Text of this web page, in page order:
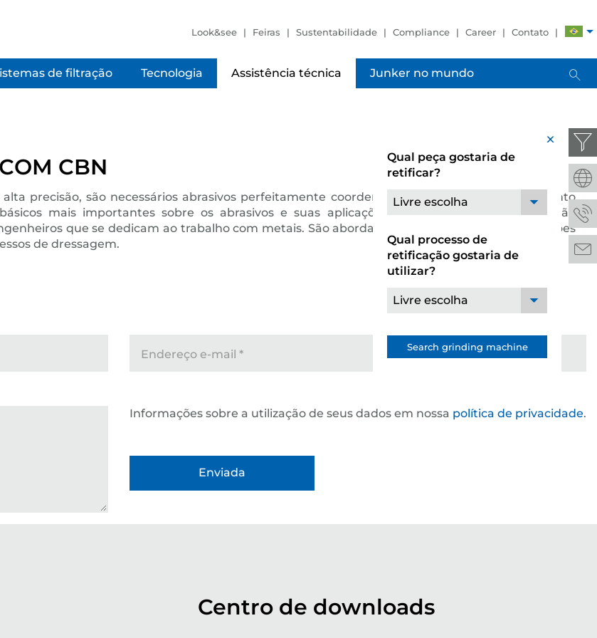
Look&see Feiras Sustentabilidade Compliance Career Contato
de filtração Tecnologia Assistência técnica Junker no mundo
x
Qual peça gostaria de
retificar?
Livre escolha
Qual processo de
retificação gostaria de
utilizar?
Livre escolha
Search grinding machine
CBN
precisão, são necessários abrasivos perfeitamente coordenados. Nos cursos de treinamento
mais importantes sobre os abrasivos e suas aplicações nas retificadoras JUNKER são
que se dedicam ao trabalho com metais. São abordados os tipos de liga, especificações
de dressagem.
Endereço e-mail *
Informações sobre a utilização de seus dados em nossa política de privacidade.
Centro de downloads